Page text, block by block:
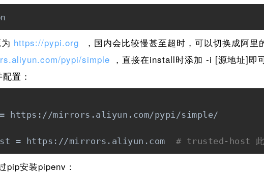
https://pypi.org ，国内会比较慢甚至超时，可以切换成阿里
pypi/simple ，直接在install时添加 -i [源地址]即
置：
https://mirrors.aliyun.com/pypi/simple/
= https://mirrors.aliyun.com # trusted-host 此
安装pipenv：